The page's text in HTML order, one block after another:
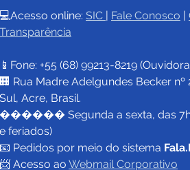
💻Acesso online: SIC | Fale Conosco |
Transparência
📱Fone: +55 (68) 99213-8219
🏢 Rua Madre Adelgundes Becker
Sul, Acre, Brasil.
������ Segunda a sexta, das 7h
e feriados)
📧 Pedidos por meio do sistema
📨 Acesso ao Webmail Corporativo